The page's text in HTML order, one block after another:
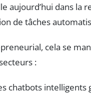
aujourd’hui dans la
de tâches
cela se
:
chatbots